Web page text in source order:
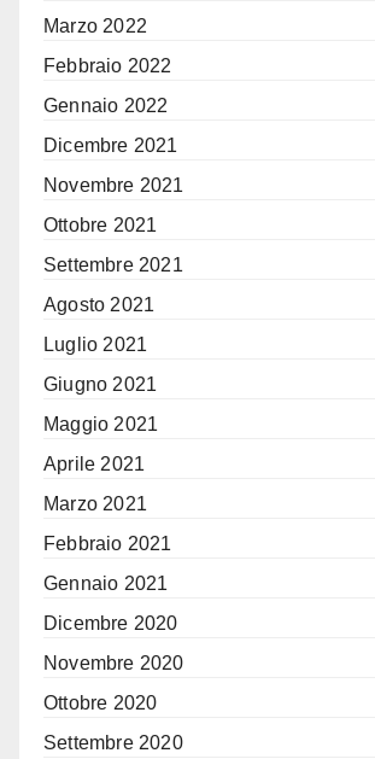
Marzo 2022
Febbraio 2022
Gennaio 2022
Dicembre 2021
Novembre 2021
Ottobre 2021
Settembre 2021
Agosto 2021
Luglio 2021
Giugno 2021
Maggio 2021
Aprile 2021
Marzo 2021
Febbraio 2021
Gennaio 2021
Dicembre 2020
Novembre 2020
Ottobre 2020
Settembre 2020